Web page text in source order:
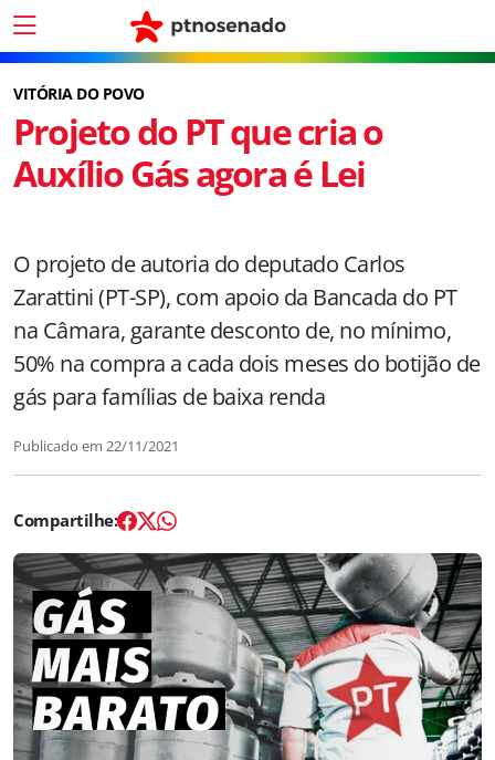
VITÓRIA DO POVO
Projeto do PT que cria o
Auxílio Gás agora é Lei
O projeto de autoria do deputado Carlos
Zarattini (PT-SP), com apoio da Bancada do PT
na Câmara, garante desconto de, no mínimo,
50% na compra a cada dois meses do botijão de
gás para famílias de baixa renda
Publicado em 22/11/2021